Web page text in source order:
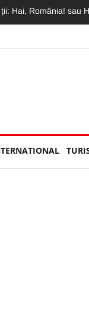
te iubesc mai